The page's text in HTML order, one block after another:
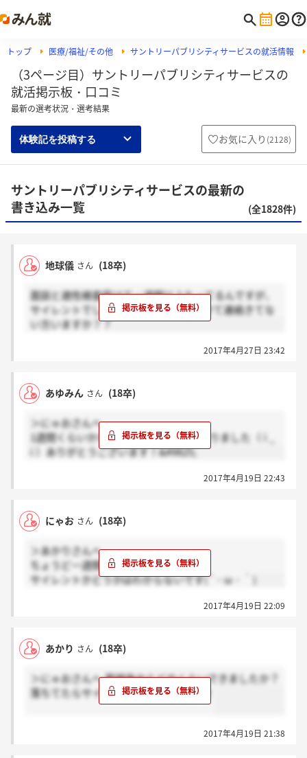
トップ 医療/福祉/その他 サントリーパブリシティサービスの就活情報
（3ページ目）サントリーパブリシティサービスの
就活掲示板・口コミ
最新の選考状況・選考結果
体験記を投稿する お気に入り (2128)
サントリーパブリシティサービスの最新の
書き込み一覧
(全1828件)
地球儀 さん (18卒)
面談と適性検査受けて一週間以上たってるんですが、
サイレントでしょうか...同じ時期に受けて連絡きてな
い方いますか？？
2017年4月27日 23:42
あゆみん さん (18卒)
＞にゃおさんへ
1週間くらいかかるんですね、励みになりました（ i _
i ）ありがとうございます！&#9825;
2017年4月19日 22:43
にゃお さん (18卒)
＞あかりさんへ
ちょうど一週間できました！
サイレントかどうかはわからないです(´・ω・｀)
2017年4月19日 22:09
あかり さん (18卒)
＞にゃおさんへ 面接後からどのくらいできましたか？
落ちてたらサイレントなんですかね？！
2017年4月19日 21:38